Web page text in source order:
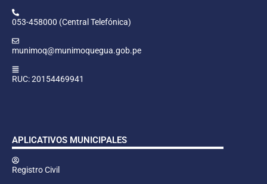
053-458000 (Central Telefónica)
munimoq@munimoquegua.gob.pe
RUC: 20154469941
APLICATIVOS MUNICIPALES
Registro Civil